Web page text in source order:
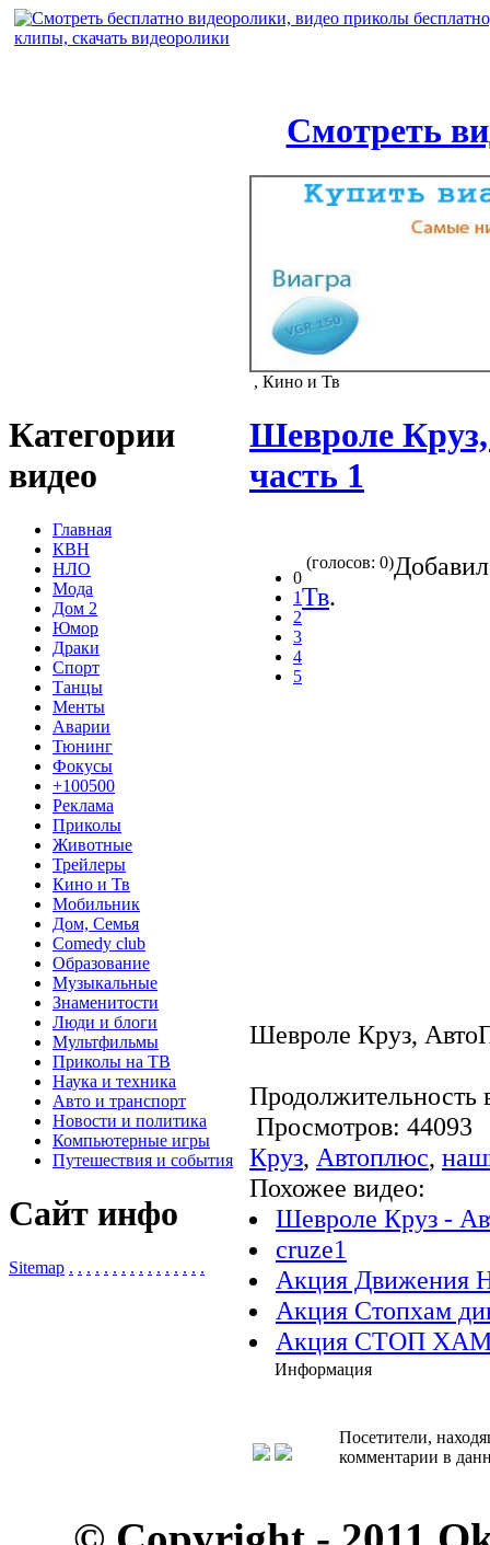
Смотреть
Категории
видео
Главная
КВН
НЛО
Мода
Дом 2
Юмор
Драки
Спорт
Танцы
Менты
Аварии
Тюнинг
Фокусы
+100500
Реклама
Приколы
Животные
Трейлеры
Кино и Тв
Мобильник
Дом, Семья
Comedy club
Образование
Музыкальные
Знаменитости
Люди и блоги
Мультфильмы
Приколы на ТВ
Наука и техника
Авто и транспорт
Новости и политика
Компьютерные игры
Путешествия и события
Сайт инфо
Sitemap . . . . . . . . . . . . . . . .
, Кино и Тв
Шевроле
часть 1
0
1
2
3
4
5
(голосов: 0)
Тв.
Шевроле Круз,
Продолжительность
Просмотров:
Круз, Автоплюс,
Похожее видео:
Шевроле Круз -
cruze1
Акция
Акция Стопхам
Акция СТОП ХАМ
Информация
Посетители,
комментарии в